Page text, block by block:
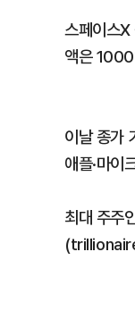
스페이스
액은
이날 종가
애플·마이
최대 주주